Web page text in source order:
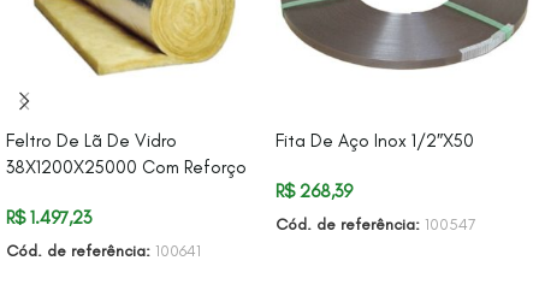
Feltro De Lã De Vidro
38X1200X25000 Com Reforço
R$1.497,23
Cód. de referência: 100641
Fita De Aço Inox 1/2″X50
R$268,39
Cód. de referência: 100547